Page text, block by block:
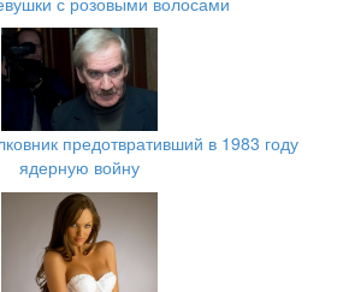
предотвративший в 1983 году
ядерную войну